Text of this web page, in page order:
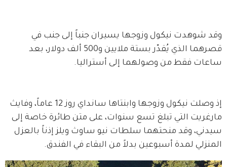
وقد شوهدت نيكول وزوجها يسيران جنباً إلى جنب في
قصرهما الذي يُقدّر بستة ملايين و500 ألف دولار، بعد
ساعات فقط من وصولهما إلى أستراليا.
إذ وصلت نيكول وزوجها وابنتاها سانداي روز 12 عاماً، وفايث
مارغريت التي تبلغ تسع سنوات، على متن طائرة خاصة إلى
سيدني، وقد منحتهما سلطات نيو ساوث ويلز إذناً بالعزل
المنزلي لمدة أسبوعين بدلاً من البقاء في الفندق.